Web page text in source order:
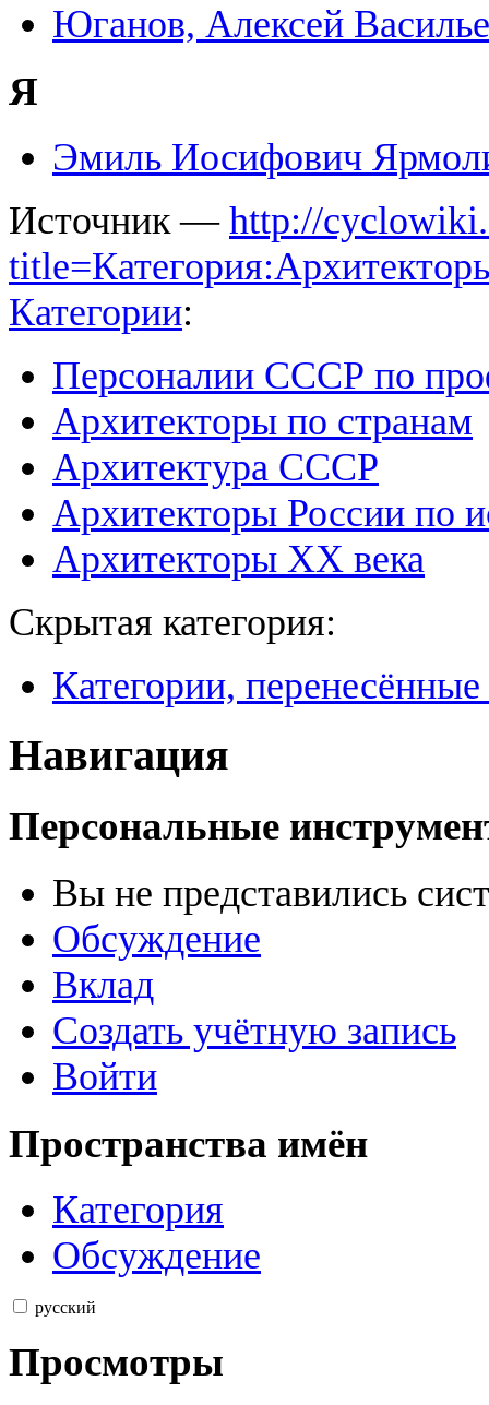
Юганов, Алексей
Я
Эмиль Иосифович
Источник — http://
Категории:
Персоналии СССР по
Архитекторы по странам
Архитектура СССР
Архитекторы России по
Архитекторы XX века
Скрытая категория:
Категории,
Навигация
Персональные
Вы не представились
Обсуждение
Вклад
Создать учётную запись
Войти
Пространства имён
Категория
Обсуждение
русский
Просмотры